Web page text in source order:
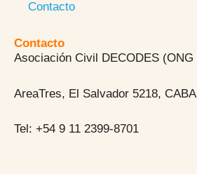
Contacto
Contacto
Asociación Civil DECODES (ONG
AreaTres, El Salvador 5218, CABA
Tel: +54 9 11 2399-8701